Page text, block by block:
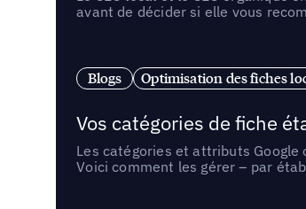
avant de décider si elle vous
Blogs Optimisation des fiches
Vos catégories de fiche
Les catégories et attributs
Voici comment les gérer – par